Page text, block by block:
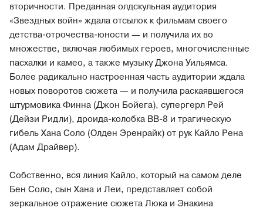
вторичности. Преданная олдскульная аудитория
«Звездных войн» ждала отсылок к фильмам своего
детства-отрочества-юности — и получила их во
множестве, включая любимых героев, многочисленные
пасхалки и камео, а также музыку Джона Уильямса.
Более радикально настроенная часть аудитории ждала
новых поворотов сюжета — и получила раскаявшегося
штурмовика Финна (Джон Бойега), супергерл Рей
(Дейзи Ридли), дроида-колобка ВВ-8 и трагическую
гибель Хана Соло (Олден Эренрайк) от рук Кайло Рена
(Адам Драйвер).
Собственно, вся линия Кайло, который на самом деле
Бен Соло, сын Хана и Леи, представляет собой
зеркальное отражение сюжета Люка и Энакина